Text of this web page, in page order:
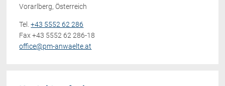
Vorarlberg, Österreich
Tel.+43 5552 62 286
Fax +43 5552 62 286-18
office@pm-anwaelte.at